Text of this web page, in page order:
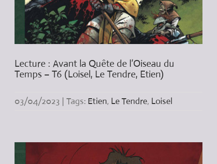
Lecture : Avant la Quête de l’Oiseau du
Temps – T6 (Loisel, Le Tendre, Etien)
03/04/2023 | Tags: Etien, Le Tendre, Loisel